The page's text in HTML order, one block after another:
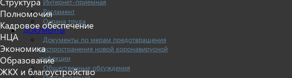
Регламент
Охрана труда
ДОКУМЕНТЫ
Документы по мерам предотвращения
распространения новой коронавирусной
инфекции
Общественные обсуждения
Полномочия
Кадровое обеспечение
НЦА
Экономика
Образование
ЖКХ и благоустройство